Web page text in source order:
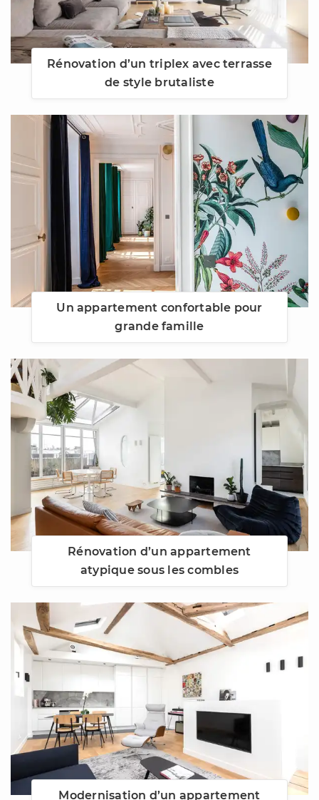
Rénovation d’un triplex avec terrasse
de style brutaliste
Un appartement confortable pour
grande famille
Rénovation d’un appartement
atypique sous les combles
Modernisation d’un appartement